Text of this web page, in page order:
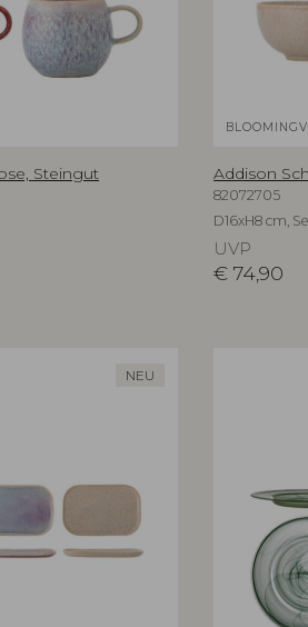
Steingut Addison
82072705
D16xH8 cm,
UVP
€ 74,90
NEU